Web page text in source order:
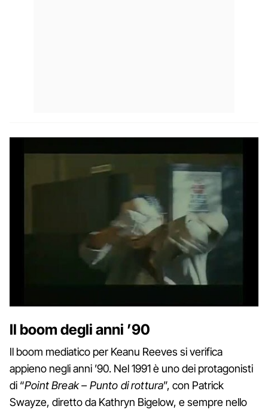
Il boom degli anni ’90
Il boom mediatico per Keanu Reeves si verifica
appieno negli anni ’90. Nel 1991 è uno dei protagonisti
di “Point Break – Punto di rottura”, con Patrick
Swayze, diretto da Kathryn Bigelow, e sempre nello